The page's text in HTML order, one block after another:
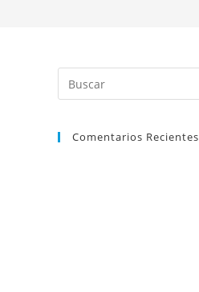
Comentarios Recientes